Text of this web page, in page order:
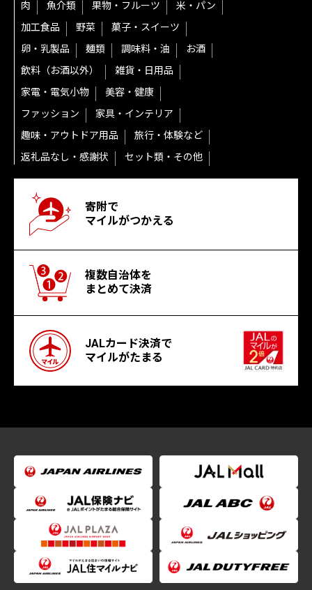
肉 魚介類 果物・フルーツ
米・パン
加工食品
野菜
菓子・スイーツ
卵・乳製品
麺類 調味料・油
お酒
飲料（お酒以外）
雑貨・日用品
家電・電気小物
美容・健康
ファッション
家具・インテリア
趣味・アウトドア用品
旅行・体験など
返礼品なし・感謝状
セット類・その他
寄附で
マイルがつかえる
複数自治体を
まとめて決済
JALカード決済で
マイルがたまる